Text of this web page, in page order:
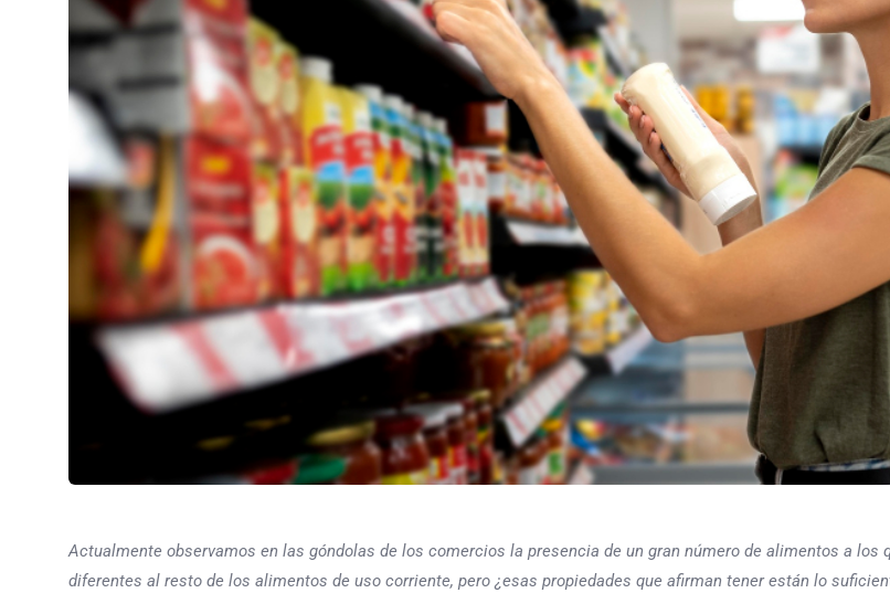
Actualmente observamos en las góndolas de los comercios la presencia de un gran número de alimentos a los
diferentes al resto de los alimentos de uso corriente, pero ¿esas propiedades que afirman tener están lo